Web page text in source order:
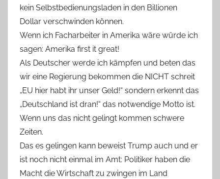
kein Selbstbedienungsladen in den Billionen
Dollar verschwinden können.
Wenn ich Facharbeiter in Amerika wäre würde ich
sagen: Amerika first it great!
Als Deutscher werde ich kämpfen und beten das
wir eine Regierung bekommen die NICHT schreit
„EU hier habt ihr unser Geld!“ sondern erkennt das
„Deutschland ist dran!“ das notwendige Motto ist.
Wenn uns das nicht gelingt kommen schwere
Zeiten.
Das es gelingen kann beweist Trump auch und er
ist noch nicht einmal im Amt: Politiker haben die
Macht die Wirtschaft zu zwingen im Land